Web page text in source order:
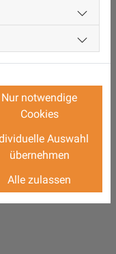
Nur notwendige
Cookies
Auswahl
übernehmen
Alle zulassen